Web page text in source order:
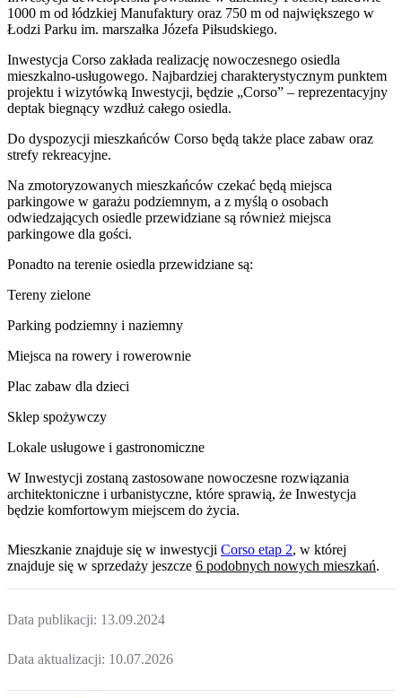
1000 m od łódzkiej Manufaktury oraz 750 m od największego w
Łodzi Parku im. marszałka Józefa Piłsudskiego.
Inwestycja Corso zakłada realizację nowoczesnego osiedla
mieszkalno-usługowego. Najbardziej charakterystycznym punktem
projektu i wizytówką Inwestycji, będzie „Corso” – reprezentacyjny
deptak biegnący wzdłuż całego osiedla.
Do dyspozycji mieszkańców Corso będą także place zabaw oraz
strefy rekreacyjne.
Na zmotoryzowanych mieszkańców czekać będą miejsca
parkingowe w garażu podziemnym, a z myślą o osobach
odwiedzających osiedle przewidziane są również miejsca
parkingowe dla gości.
Ponadto na terenie osiedla przewidziane są:
Tereny zielone
Parking podziemny i naziemny
Miejsca na rowery i rowerownie
Plac zabaw dla dzieci
Sklep spożywczy
Lokale usługowe i gastronomiczne
W Inwestycji zostaną zastosowane nowoczesne rozwiązania
architektoniczne i urbanistyczne, które sprawią, że Inwestycja
będzie komfortowym miejscem do życia.
Mieszkanie znajduje się w inwestycji Corso etap 2, w której
znajduje się w sprzedaży jeszcze 6 podobnych nowych mieszkań.
Data publikacji: 13.09.2024
Data aktualizacji: 10.07.2026